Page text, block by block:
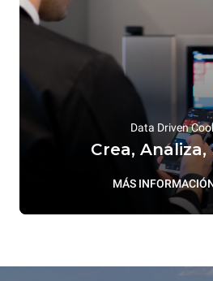
Data Driven
Crea, Analiza,
MÁS